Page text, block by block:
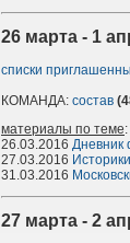
26 марта - 1
списки
КОМАНДА: состав
материалы по теме:
26.03.2016 Дневник
27.03.2016
31.03.2016
27 марта - 2